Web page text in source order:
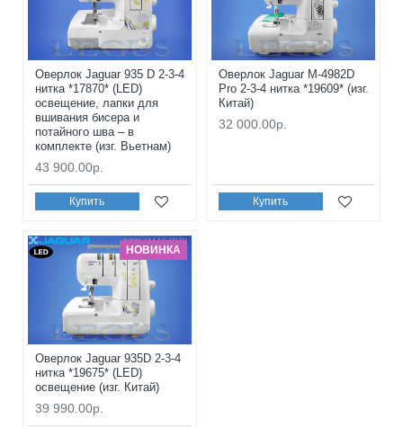
Оверлок Jaguar 935 D 2-3-4
нитка *17870* (LED)
освещение, лапки для
вшивания бисера и
потайного шва – в
комплекте (изг. Вьетнам)
43 900.00р.
Купить
Оверлок Jaguar M-4982D
Pro 2-3-4 нитка *19609* (изг.
Китай)
32 000.00р.
Купить
НОВИНКА
Оверлок Jaguar 935D 2-3-4
нитка *19675* (LED)
освещение (изг. Китай)
39 990.00р.